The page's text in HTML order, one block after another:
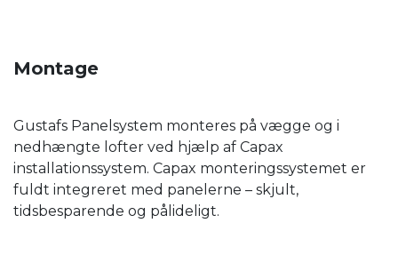
Montage
Gustafs Panelsystem monteres på vægge og i
nedhængte lofter ved hjælp af Capax
installationssystem. Capax monteringssystemet er
fuldt integreret med panelerne – skjult,
tidsbesparende og pålideligt.